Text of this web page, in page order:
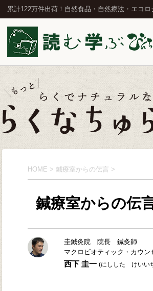
累計122万件出荷！自然食品・自然療法・エコ
HOME > 鍼療室からの伝言 >
鍼療室からの伝
圭鍼灸院 院長 鍼灸師
マクロビオティック・カウン
西下 圭一(にしした けいい